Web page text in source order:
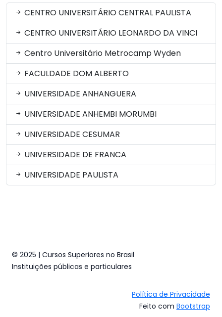
CENTRO UNIVERSITÁRIO CENTRAL PAULISTA
CENTRO UNIVERSITÁRIO LEONARDO DA VINCI
Centro Universitário Metrocamp Wyden
FACULDADE DOM ALBERTO
UNIVERSIDADE ANHANGUERA
UNIVERSIDADE ANHEMBI MORUMBI
UNIVERSIDADE CESUMAR
UNIVERSIDADE DE FRANCA
UNIVERSIDADE PAULISTA
© 2025 | Cursos Superiores no Brasil
Instituições públicas e particulares
Política de Privacidade
Feito com Bootstrap